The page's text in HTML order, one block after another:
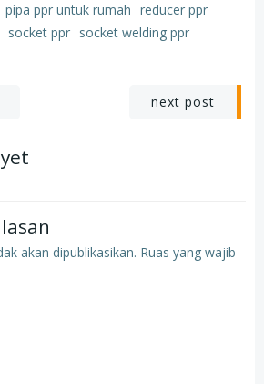
pipa ppr untuk rumah reducer ppr
socket ppr socket welding ppr
next post
akan dipublikasikan. Ruas yang wajib